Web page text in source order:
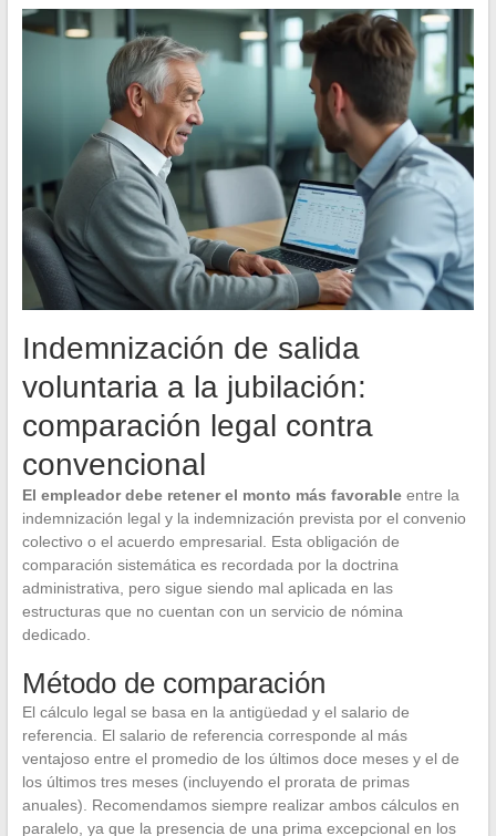
Indemnización de salida
voluntaria a la jubilación:
comparación legal contra
convencional
El empleador debe retener el monto más favorableentre la
indemnización legal y la indemnización prevista por el convenio
colectivo o el acuerdo empresarial. Esta obligación de
comparación sistemática es recordada por la doctrina
administrativa, pero sigue siendo mal aplicada en las
estructuras que no cuentan con un servicio de nómina
dedicado.
Método de comparación
El cálculo legal se basa en la antigüedad y el salario de
referencia. El salario de referencia corresponde al más
ventajoso entre el promedio de los últimos doce meses y el de
los últimos tres meses (incluyendo el prorata de primas
anuales). Recomendamos siempre realizar ambos cálculos en
paralelo, ya que la presencia de una prima excepcional en los